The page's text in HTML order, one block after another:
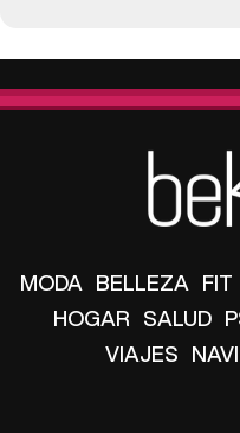
MODA BELLEZA FIT
HOGAR SALUD
VIAJES